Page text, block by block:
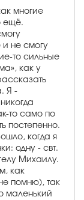
многие
ещё.
и не смогу
то сильные
как у
Я -
то само по
постепенно.
когда я
одну - свт.
Михаилу.
как
помню), так
маленький